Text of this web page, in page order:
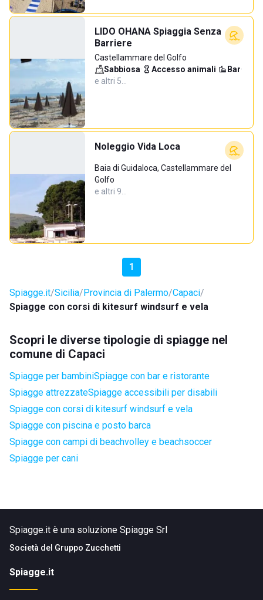
LIDO OHANA Spiaggia Senza
Barriere
Castellammare del Golfo
Sabbiosa· Accesso animali· Bar·
e altri 5…
Noleggio Vida Loca
Baia di Guidaloca, Castellammare del
Golfo
e altri 9…
1
Spiagge.it Sicilia Provincia di Palermo Capaci
Spiagge con corsi di kitesurf windsurf e vela
Scopri le diverse tipologie di spiagge nel
comune di Capaci
Spiagge per bambiniSpiagge con bar e ristorante
Spiagge attrezzateSpiagge accessibili per disabili
Spiagge con corsi di kitesurf windsurf e vela
Spiagge con piscina e posto barca
Spiagge con campi di beachvolley e beachsoccer
Spiagge per cani
Spiagge.it è una soluzione Spiagge Srl
Società del Gruppo Zucchetti
Spiagge.it